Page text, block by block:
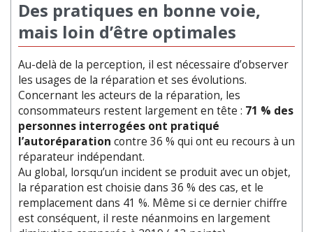
Des pratiques en bonne voie,
mais loin d’être optimales
Au-delà de la perception, il est nécessaire d’observer
les usages de la réparation et ses évolutions.
Concernant les acteurs de la réparation, les
consommateurs restent largement en tête : 71 % des
personnes interrogées ont pratiqué
l’autoréparation contre 36 % qui ont eu recours à un
réparateur indépendant.
Au global, lorsqu’un incident se produit avec un objet,
la réparation est choisie dans 36 % des cas, et le
remplacement dans 41 %. Même si ce dernier chiffre
est conséquent, il reste néanmoins en largement